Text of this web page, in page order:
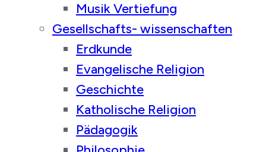
Musik Vertiefung
Gesellschafts- wissenschaften
Erdkunde
Evangelische Religion
Geschichte
Katholische Religion
Pädagogik